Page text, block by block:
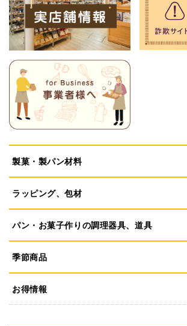
製菓・製パン材料
ラッピング、包材
パン・お菓子作りの調理器具、道具
季節商品
お得情報